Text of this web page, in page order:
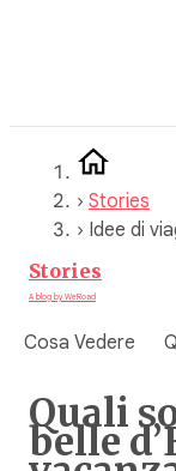
› Stories
› Idee di
Stories
A blog by WeRoad
Cosa Vedere
Quali
belle